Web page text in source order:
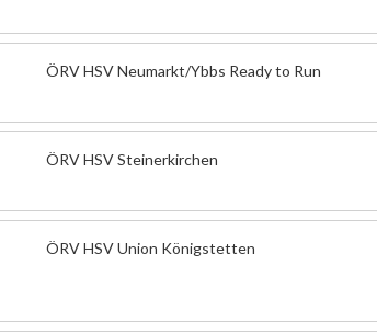
ÖRV HSV Neumarkt/Ybbs Ready to Run
ÖRV HSV Steinerkirchen
ÖRV HSV Union Königstetten